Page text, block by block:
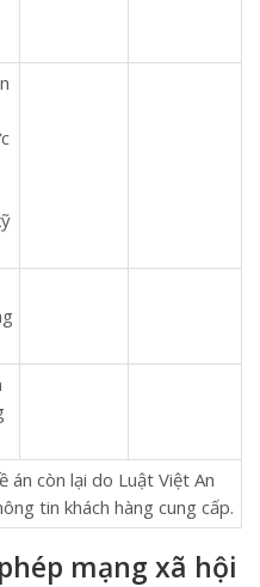
án còn lại do Luật Việt An
tin khách hàng cung cấp.
mạng xã hội